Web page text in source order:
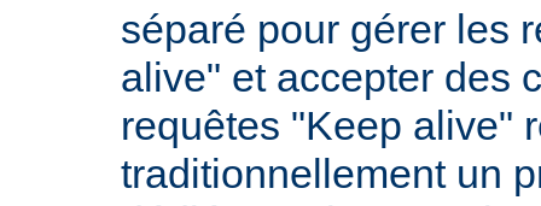
séparé pour gérer les
alive" et accepter des
requêtes "Keep alive"
traditionnellement un